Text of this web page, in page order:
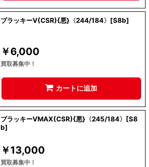
ブラッキーV(CSR){悪}〈244/184〉[S8b]
￥6,000
買取募集中！
カートに追加
ブラッキーVMAX(CSR){悪}〈245/184〉[S8
b]
￥13,000
買取募集中！